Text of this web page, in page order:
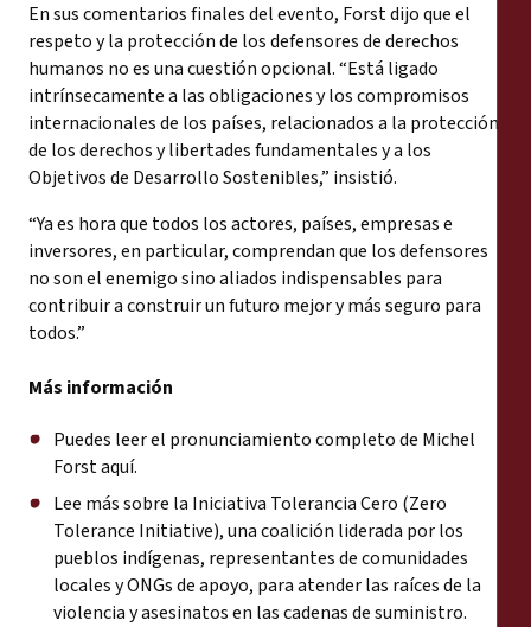
En sus comentarios finales del evento, Forst dijo que el
respeto y la protección de los defensores de derechos
humanos no es una cuestión opcional. “Está ligado
intrínsecamente a las obligaciones y los compromisos
internacionales de los países, relacionados a la protección
de los derechos y libertades fundamentales y a los
Objetivos de Desarrollo Sostenibles,” insistió.
“Ya es hora que todos los actores, países, empresas e
inversores, en particular, comprendan que los defensores
no son el enemigo sino aliados indispensables para
contribuir a construir un futuro mejor y más seguro para
todos.”
Más información
Puedes leer el pronunciamiento completo de Michel
Forst aquí.
Lee más sobre la Iniciativa Tolerancia Cero (Zero
Tolerance Initiative), una coalición liderada por los
pueblos indígenas, representantes de comunidades
locales y ONGs de apoyo, para atender las raíces de la
violencia y asesinatos en las cadenas de suministro.